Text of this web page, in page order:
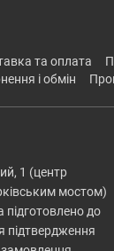
та оплата
і обмін
1 (центр
мостом)
підготовлено до
підтвердження